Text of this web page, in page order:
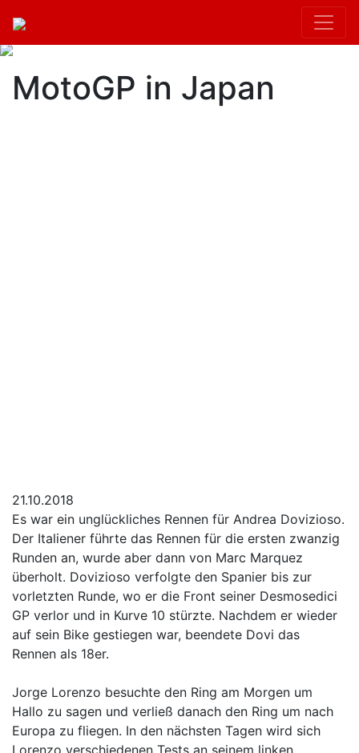
MotoGP in Japan
21.10.2018
Es war ein unglückliches Rennen für Andrea Dovizioso.
Der Italiener führte das Rennen für die ersten zwanzig
Runden an, wurde aber dann von Marc Marquez
überholt. Dovizioso verfolgte den Spanier bis zur
vorletzten Runde, wo er die Front seiner Desmosedici
GP verlor und in Kurve 10 stürzte. Nachdem er wieder
auf sein Bike gestiegen war, beendete Dovi das
Rennen als 18er.
Jorge Lorenzo besuchte den Ring am Morgen um
Hallo zu sagen und verließ danach den Ring um nach
Europa zu fliegen. In den nächsten Tagen wird sich
Lorenzo verschiedenen Tests an seinem linken